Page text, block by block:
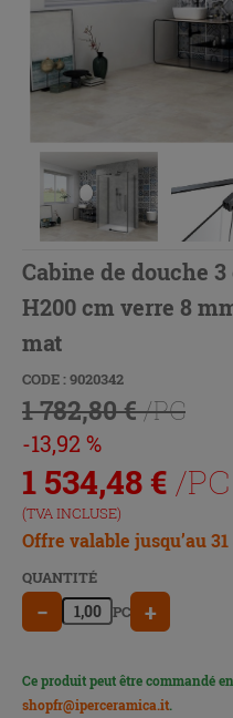
Cabine de douche
H200 cm verre 8
mat
CODE : 9020342
1 782,80 €/PC
-13,92 %
1 534,48 € /PC
(TVA INCLUSE)
Offre valable jusqu’au
QUANTITÉ
− PC +
Ce produit peut être commandé
shopfr@iperceramica.it.